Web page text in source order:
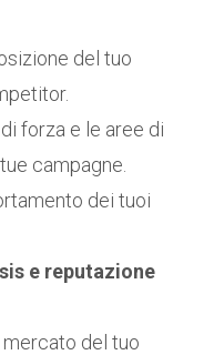
del tuo
forza e le aree di
campagne.
dei tuoi
e reputazione
del tuo